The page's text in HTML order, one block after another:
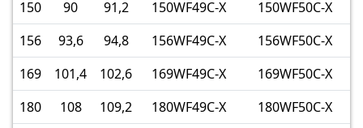
150
90 91,2 150WF49C-X
150WF50C-X
156
93,6 94,8 156WF49C-X
156WF50C-X
169
101,4 102,6 169WF49C-X
169WF50C-X
180
108 109,2 180WF49C-X
180WF50C-X